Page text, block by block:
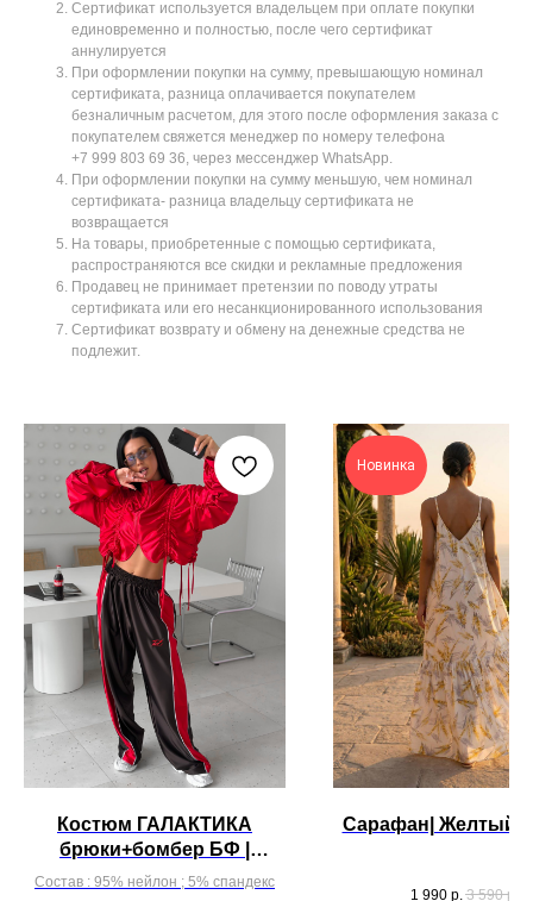
Сертификат используется владельцем при оплате покупки
единовременно и полностью, после чего сертификат
аннулируется
При оформлении покупки на сумму, превышающую номинал
сертификата, разница оплачивается покупателем
безналичным расчетом, для этого после оформления заказа с
покупателем свяжется менеджер по номеру телефона
+7 999 803 69 36, через мессенджер WhatsApp.
При оформлении покупки на сумму меньшую, чем номинал
сертификата- разница владельцу сертификата не
возвращается
На товары, приобретенные с помощью сертификата,
распространяются все скидки и рекламные предложения
Продавец не принимает претензии по поводу утраты
сертификата или его несанкционированного использования
Сертификат возврату и обмену на денежные средства не
подлежит.
Костюм ГАЛАКТИКА
брюки+бомбер БФ |
Горький Шоколад с
Состав : 95% нейлон ; 5% спандекс
Новинка
Сарафан| Желтый
1 990 р. 3 590 р.